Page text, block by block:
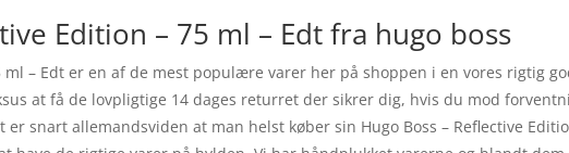
Edition – 75 ml – Edt fra hugo boss
ml – Edt er en af de mest populære varer her på shoppen i en vores rigtig
at få de lovpligtige 14 dages returret der sikrer dig, hvis du mod
er snart allemandsviden at man helst køber sin Hugo Boss – Reflective